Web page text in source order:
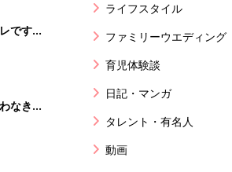
ですっ
」超使
なきゃ
ラク！
ライフスタイル
ファミリーウエディング
育児体験談
日記・マンガ
タレント・有名人
動画